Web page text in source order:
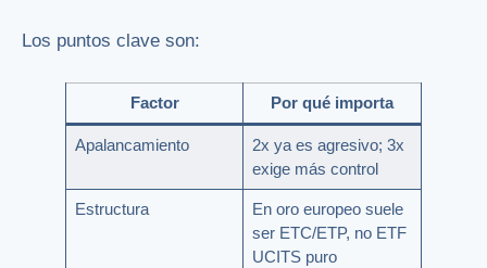
Los puntos clave son:
Factor Por qué importa
Apalancamiento
2x ya es agresivo; 3x
exige más control
Estructura
En oro europeo suele
ser ETC/ETP, no ETF
UCITS puro